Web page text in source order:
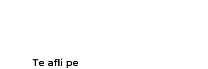
Te afli pe